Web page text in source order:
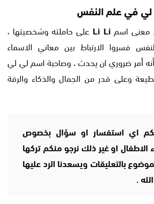
في علم النفس
معنى اسم Li Li على حاملته وشخصيتها ،
فسروا الارتباط بين معاني الاسماء
أمر ضروري ان يحدث ، وصاحبة اسم لي لي
وعلى قدر من الجمال والذكاء والرقة
اي استفسار او سؤال بخصوص
او غير ذلك نرجو منكم تركها
بالتعليقات ويسعدنا الرد عليها
.